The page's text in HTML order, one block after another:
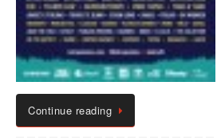
Continue reading